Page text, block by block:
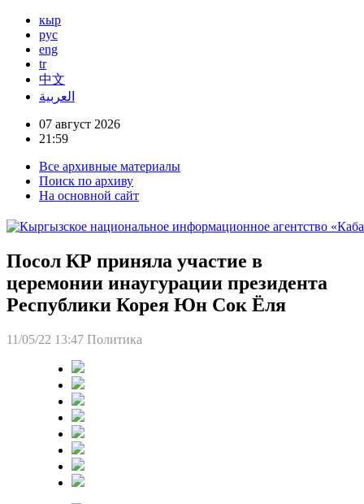
кыр
рус
eng
tr
中文
العربية
07 август 2026
21:59
Все архивные материалы
Поиск по архиву
На основной сайт
Посол КР приняла участие в
церемонии инаугурации президента
Республики Корея Юн Сок Ёля
11/05/22 13:47 Политика